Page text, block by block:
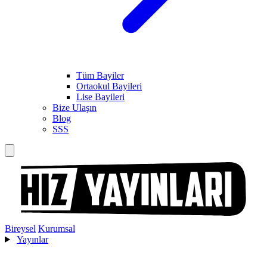
Tüm Bayiler
Ortaokul Bayileri
Lise Bayileri
Bize Ulaşın
Blog
SSS
Bireysel Kurumsal
Yayınlar